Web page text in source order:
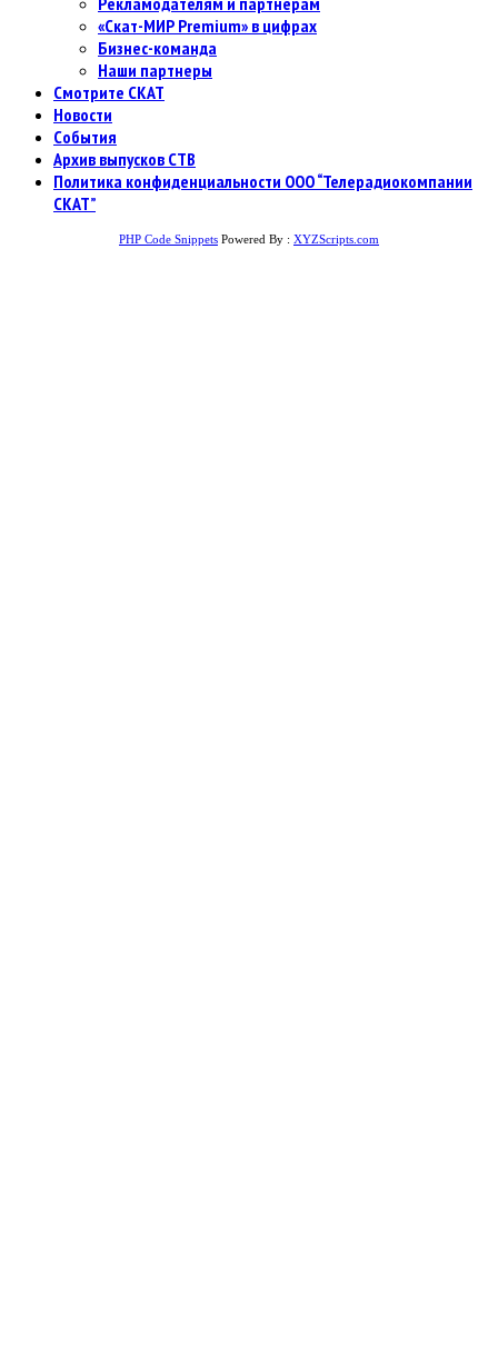
«Скат-МИР Premium» в цифрах
Бизнес-команда
Наши партнеры
Смотрите СКАТ
Новости
События
Архив выпусков СТВ
Политика конфиденциальности ООО “Телерадиокомпании
СКАТ”
PHP Code Snippets Powered By : XYZScripts.com